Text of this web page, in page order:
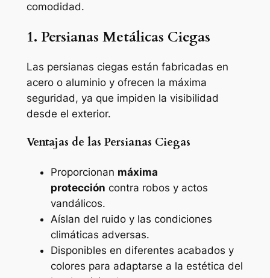
comodidad.
1. Persianas Metálicas Ciegas
Las persianas ciegas están fabricadas en
acero o aluminio y ofrecen la máxima
seguridad, ya que impiden la visibilidad
desde el exterior.
Ventajas de las Persianas Ciegas
Proporcionan máxima
protección contra robos y actos
vandálicos.
Aíslan del ruido y las condiciones
climáticas adversas.
Disponibles en diferentes acabados y
colores para adaptarse a la estética del